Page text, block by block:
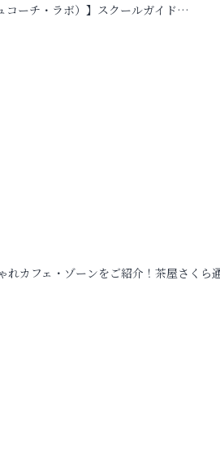
ーチ・ラボ）】スクールガイド…
カフェ・ゾーンをご紹介！茶屋さくら